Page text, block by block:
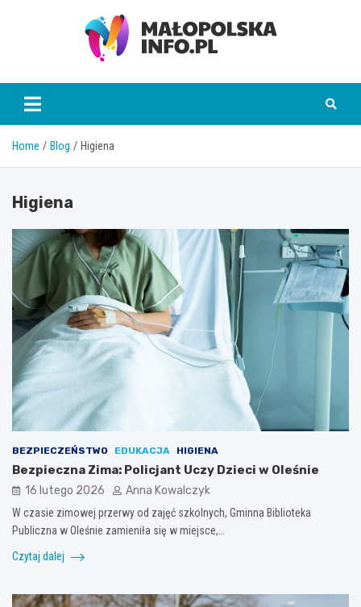
Małopolska Info
Home Blog Higiena
Higiena
BEZPIECZEŃSTWO EDUKACJA HIGIENA
Bezpieczna Zima: Policjant Uczy Dzieci w Oleśnie
16 lutego 2026 Anna Kowalczyk
W czasie zimowej przerwy od zajęć szkolnych, Gminna Biblioteka
Publiczna w Oleśnie zamieniła się w miejsce,…
Czytaj dalej